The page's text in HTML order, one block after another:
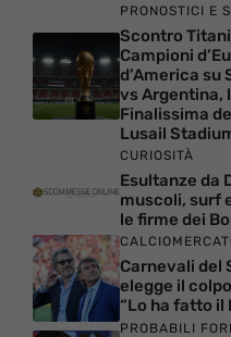
PRONOSTICI E
Scontro
Campioni
d’America su
vs Argentina,
Finalissima
Lusail
CURIOSITÀ
Esultanze da
muscoli, surf
le firme dei
Carnevali del
elegge il
“Lo ha fatto il
PROBABILI